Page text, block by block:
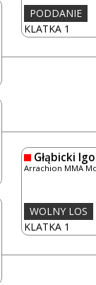
KLATKA 1
PODDANIE
Głąbicki
Arrachion MMA
KLATKA 1
WOLNY LOS